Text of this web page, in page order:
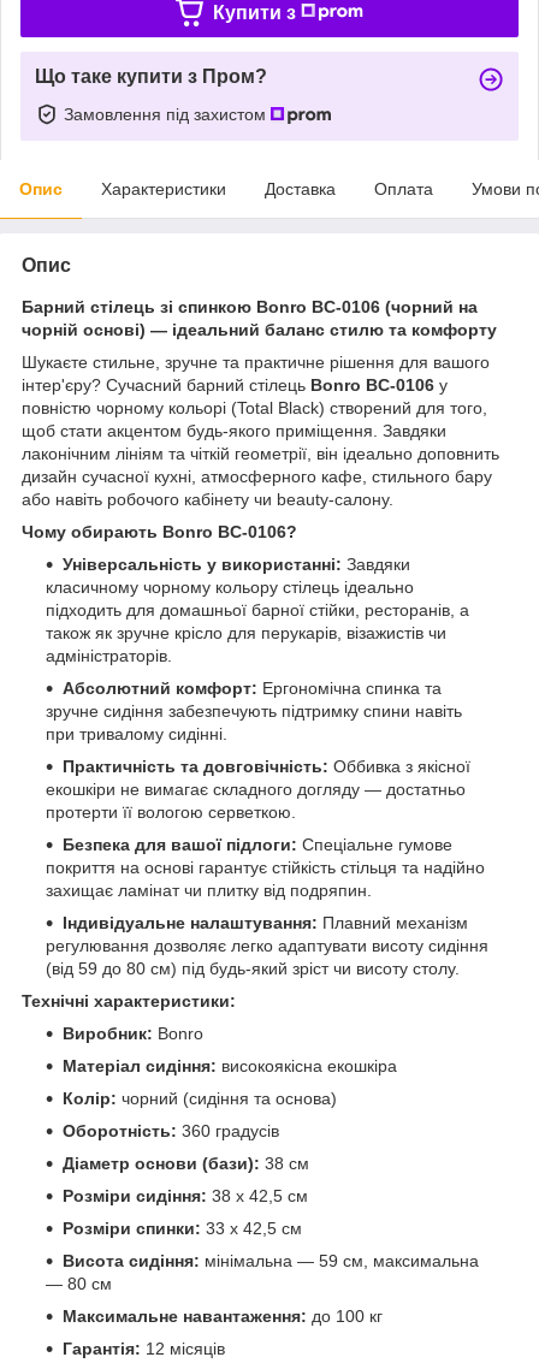
Купити з
Що таке купити з Пром?
Замовлення під захистом
Опис Характеристики Доставка Оплата Умови
Опис
Барний стілець зі спинкою Bonro BC-0106 (чорний на
чорній основі) — ідеальний баланс стилю та комфорту
Шукаєте стильне, зручне та практичне рішення для вашого
інтер'єру? Сучасний барний стілець Bonro BC-0106 у
повністю чорному кольорі (Total Black) створений для того,
щоб стати акцентом будь-якого приміщення. Завдяки
лаконічним лініям та чіткій геометрії, він ідеально доповнить
дизайн сучасної кухні, атмосферного кафе, стильного бару
або навіть робочого кабінету чи beauty-салону.
Чому обирають Bonro BC-0106?
Універсальність у використанні: Завдяки
класичному чорному кольору стілець ідеально
підходить для домашньої барної стійки, ресторанів, а
також як зручне крісло для перукарів, візажистів чи
адміністраторів.
Абсолютний комфорт: Ергономічна спинка та
зручне сидіння забезпечують підтримку спини навіть
при тривалому сидінні.
Практичність та довговічність: Оббивка з якісної
екошкіри не вимагає складного догляду — достатньо
протерти її вологою серветкою.
Безпека для вашої підлоги: Спеціальне гумове
покриття на основі гарантує стійкість стільця та надійно
захищає ламінат чи плитку від подряпин.
Індивідуальне налаштування: Плавний механізм
регулювання дозволяє легко адаптувати висоту сидіння
(від 59 до 80 см) під будь-який зріст чи висоту столу.
Технічні характеристики:
Виробник: Bonro
Матеріал сидіння: високоякісна екошкіра
Колір: чорний (сидіння та основа)
Оборотність: 360 градусів
Діаметр основи (бази): 38 см
Розміри сидіння: 38 х 42,5 см
Розміри спинки: 33 х 42,5 см
Висота сидіння: мінімальна — 59 см, максимальна
— 80 см
Максимальне навантаження: до 100 кг
Гарантія: 12 місяців